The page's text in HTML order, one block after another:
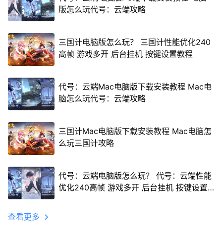
版怎么玩代号：云端攻略
三国计电脑版怎么玩？ 三国计性能优化240
高帧 游戏多开 后台挂机 按键设置教程
代号：云端Mac电脑版下载安装教程 Mac电
脑怎么玩代号：云端攻略
三国计Mac电脑版下载安装教程 Mac电脑怎
么玩三国计攻略
代号：云端电脑版怎么玩？ 代号：云端性能
优化240高帧 游戏多开 后台挂机 按键设置
查看更多